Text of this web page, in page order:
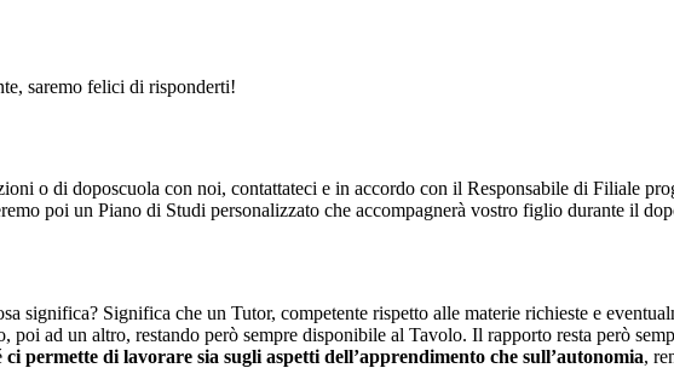
saremo felici di risponderti!
o di doposcuola con noi, contattateci e in accordo con il Responsabile di Filiale
poi un Piano di Studi personalizzato che accompagnerà vostro figlio durante il
significa? Significa che un Tutor, competente rispetto alle materie richieste e
poi ad un altro, restando però sempre disponibile al Tavolo. Il rapporto resta però
ci permette di lavorare sia sugli aspetti dell’apprendimento che sull’autonomia,